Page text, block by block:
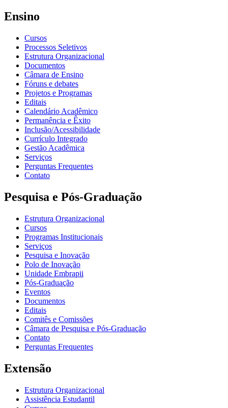
Ensino
Cursos
Processos Seletivos
Estrutura Organizacional
Documentos
Câmara de Ensino
Fóruns e debates
Projetos e Programas
Editais
Calendário Acadêmico
Permanência e Êxito
Inclusão/Acessibilidade
Currículo Integrado
Gestão Acadêmica
Serviços
Perguntas Frequentes
Contato
Pesquisa e Pós-Graduação
Estrutura Organizacional
Cursos
Programas Institucionais
Serviços
Pesquisa e Inovação
Polo de Inovação
Unidade Embrapii
Pós-Graduação
Eventos
Documentos
Editais
Comitês e Comissões
Câmara de Pesquisa e Pós-Graduação
Contato
Perguntas Frequentes
Extensão
Estrutura Organizacional
Assistência Estudantil